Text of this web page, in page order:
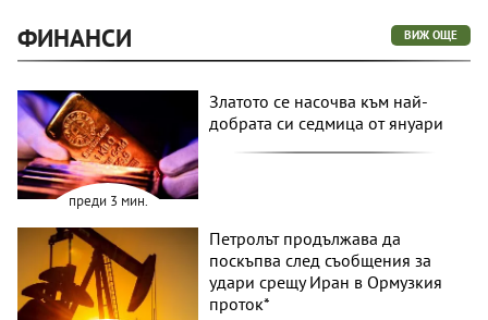
ФИНАНСИ ВИЖ ОЩЕ
преди 3 мин.
Златото се насочва към най-
добрата си седмица от януари
Петролът продължава да
поскъпва след съобщения за
удари срещу Иран в Ормузкия
проток*